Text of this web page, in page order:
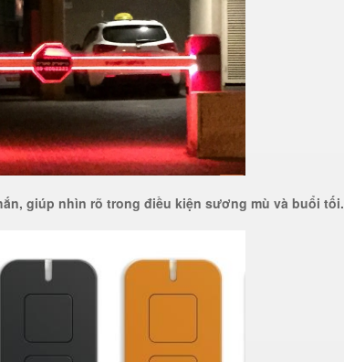
giúp nhìn rõ trong điều kiện sương mù và buổi tối.